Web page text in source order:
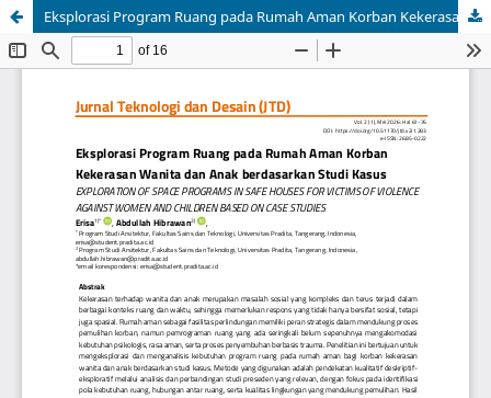
Eksplorasi Program Ruang pada Rumah Aman Korban Kekerasan Wanita dan Anak berdasarkan Studi Kasus